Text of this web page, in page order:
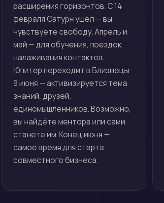
расширения горизонтов. С 14
февраля Сатурн ушёл — вы
чувствуете свободу. Апрель и
май — для обучения, поездок,
налаживания контактов.
Юпитер переходит в Близнецы
9 июня — активизируется тема
знаний, друзей,
единомышленников. Возможно,
вы найдёте ментора или сами
станете им. Конец июня —
самое время для старта
совместного бизнеса.